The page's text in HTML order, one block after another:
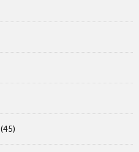
(45)